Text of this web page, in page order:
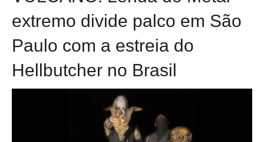
extremo divide palco em São
Paulo com a estreia do
Hellbutcher no Brasil